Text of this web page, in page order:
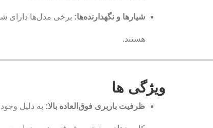
شیارها و نگهدارنده‌ها: برخی مدل‌ها دارای
هستند.
ویژگی ها
ظرفیت باربری فوق‌العاده بالا: به دلیل